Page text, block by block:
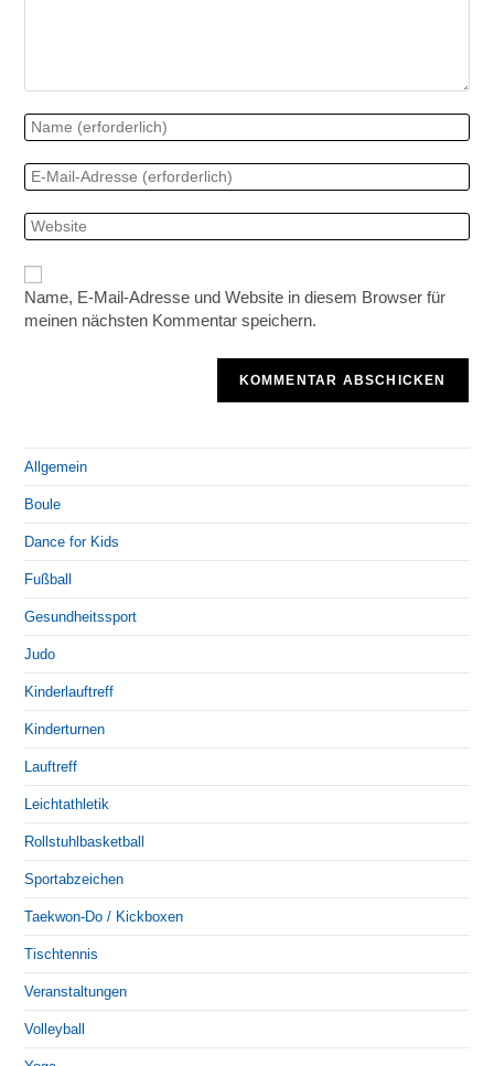
Name, E-Mail-Adresse und Website in diesem Browser für
meinen nächsten Kommentar speichern.
Allgemein
Boule
Dance for Kids
Fußball
Gesundheitssport
Judo
Kinderlauftreff
Kinderturnen
Lauftreff
Leichtathletik
Rollstuhlbasketball
Sportabzeichen
Taekwon-Do / Kickboxen
Tischtennis
Veranstaltungen
Volleyball